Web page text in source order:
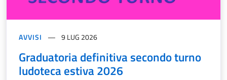
AVVISI 9 LUG 2026
Graduatoria definitiva secondo turno
ludoteca estiva 2026